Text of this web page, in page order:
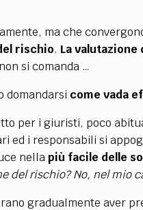
ma che
rischio. La
si comanda …
domandarsi come vada
per i giuristi, poco
ed i responsabili si
nellapiù facile delle
del rischio? No, nel mio
gradualmente aver